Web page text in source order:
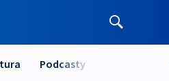
Podcasty